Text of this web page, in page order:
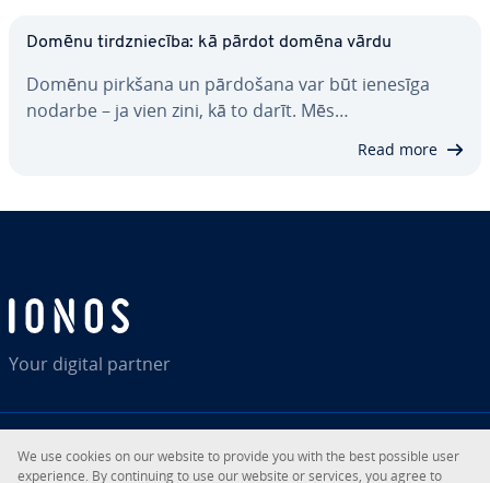
Domēnu tirdznie­cī­ba: kā pārdot domēna vārdu
Domēnu pirkšana un pārdošana var būt ienesīga
nodarbe – ja vien zini, kā to darīt. Mēs…
Read more
Your digital partner
RSS LinkedIntiktok Instagram
We use cookies on our website to provide you with the best possible user
expe­rien­ce. By con­ti­nuing to use our website or services, you agree to